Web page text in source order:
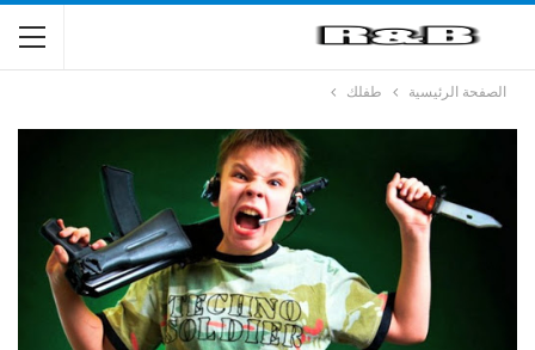
الصفحة الرئيسية طفلك